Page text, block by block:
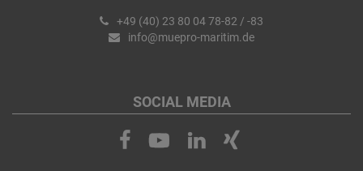
+49 (40) 23 80 04 78-82 / -83
info@muepro-maritim.de
SOCIAL MEDIA